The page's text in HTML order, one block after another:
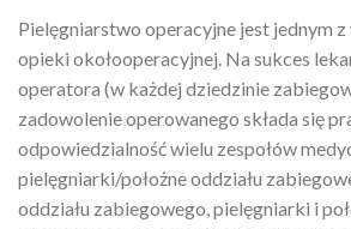
Pielęgniarstwo operacyjne jest jednym
opieki okołooperacyjnej. Na sukces
operatora (w każdej dziedzinie
zadowolenie operowanego składa się
odpowiedzialność wielu zespołów
pielęgniarki/położne oddziału
oddziału zabiegowego, pielęgniarki i